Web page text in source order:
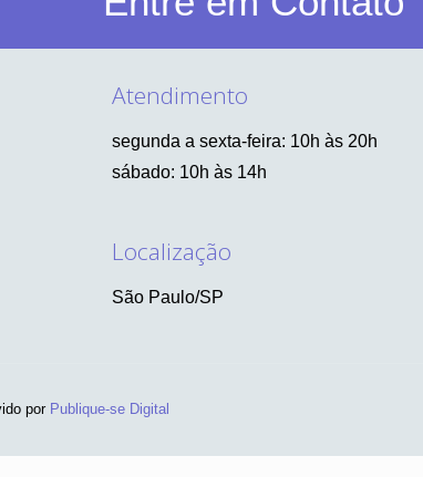
Atendimento
segunda a sexta-feira: 10h às 20h
sábado: 10h às 14h
Localização
São Paulo/SP
por Publique-se Digital